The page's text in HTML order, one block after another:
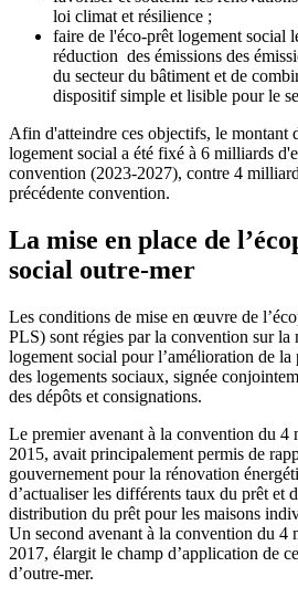
loi climat et résilience ;
faire de l'éco-prêt logement social
réduction des émissions des
du secteur du bâtiment et de
dispositif simple et lisible pour le
Afin d'atteindre ces objectifs, le montant
logement social a été fixé à 6 milliards
convention (2023-2027), contre 4
précédente convention.
La mise en place de
social outre-mer
Les conditions de mise en œuvre de
PLS) sont régies par la convention sur la
logement social pour l’amélioration de la
des logements sociaux, signée
des dépôts et consignations.
Le premier avenant à la convention du 4
2015, avait principalement permis de
gouvernement pour la rénovation
d’actualiser les différents taux du prêt et
distribution du prêt pour les maisons
Un second avenant à la convention du 4
2017, élargit le champ d’application de
d’outre-mer.